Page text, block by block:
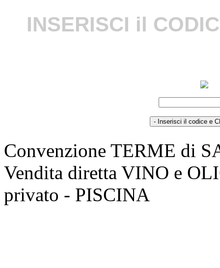
INSERISCI il
Convenzione TERME di
Vendita diretta VINO e
privato - PISCINA